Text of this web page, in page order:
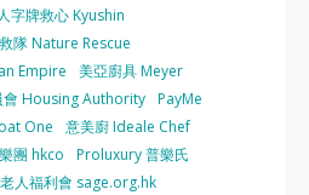
人字牌救心 Kyushin
隊 Nature Rescue
Empire
美亞廚具 Meyer
會 Housing Authority PayMe
One
意美廚 Ideale Chef
團 hkco
Proluxury 普樂氏
人福利會 sage.org.hk